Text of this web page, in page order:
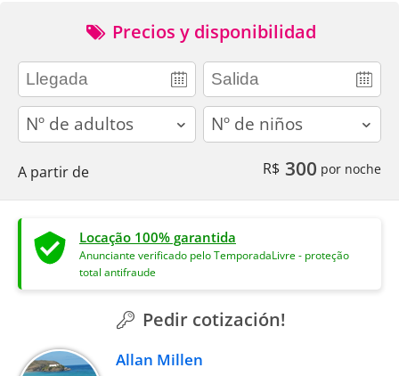
Precios y disponibilidad
adults children
A partir de R$ 300 por noche
Locação 100% garantida
Anunciante verificado pelo TemporadaLivre - proteção
total antifraude
Pedir cotización!
Allan Millen